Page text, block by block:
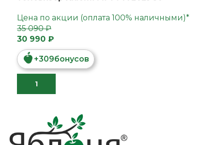
Цена по акции (оплата 100% наличными)*
30 990 ₽
+309бонусов
35 090 ₽